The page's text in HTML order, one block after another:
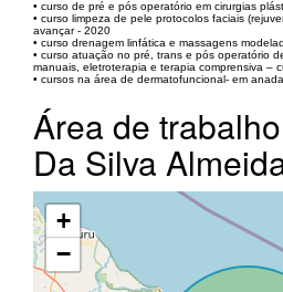
• curso de pré e pós operatório em cirurgias
• curso limpeza de pele protocolos faciais
avançar - 2020
• curso drenagem linfática e massagens
• curso atuação no pré, trans e pós operatório
manuais, eletroterapia e terapia comprensiva –
• cursos na área de dermatofuncional- em
Área de
Da Silva
+
−